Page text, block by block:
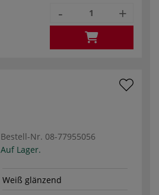
- +
Bestell-Nr. 08-77955056
Auf Lager.
Weiß glänzend